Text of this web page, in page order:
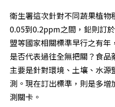
衛生署這次針對不同蔬果植
0.05到0.2ppm之間，鉛則訂
盟等國家相關標準早行之有年
是否代表過往全無把關？食
主要是針對環境、土壤、水
測。現在訂出標準，則是多
測關卡。